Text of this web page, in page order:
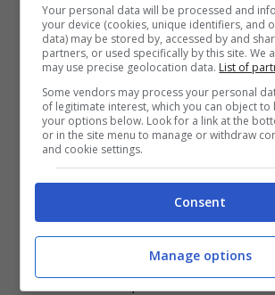
meravigliose tutte da
dimenticate che la
pochi passi da voi e
anche pensare di fare
trekking.
Calabria: anche qui
bagno a settembre è
un obbligo! Le spiagge
sono meravigliosi e
da scoprire insomma.
Your personal data will be processed and
your device (cookies, unique identifiers, and
data) may be stored by, accessed by and
partners, or used specifically by this site. We
may use precise geolocation data. List of
Some vendors may process your personal
of legitimate interest, which you can object to
your options below. Look for a link at the
or in the site menu to manage or withdraw
and cookie settings.
Consent
Manage options